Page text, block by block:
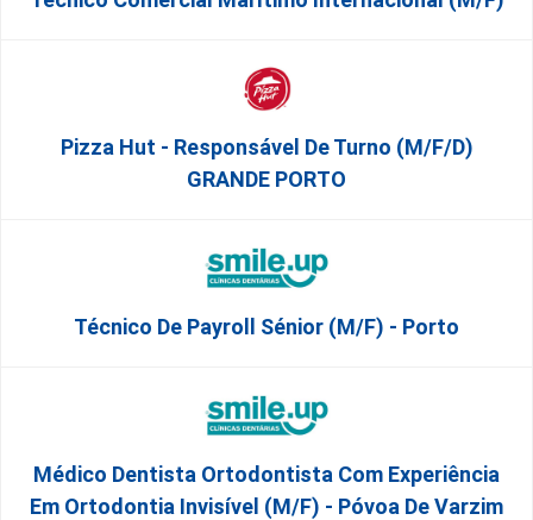
Pizza Hut - Responsável De Turno (m/f/d)
GRANDE PORTO
Técnico De Payroll Sénior (M/F) - Porto
Médico Dentista Ortodontista Com Experiência
Em Ortodontia Invisível (M/F) - Póvoa De Varzim